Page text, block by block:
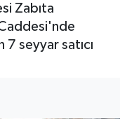
Zabıta
7 seyyar satıcı